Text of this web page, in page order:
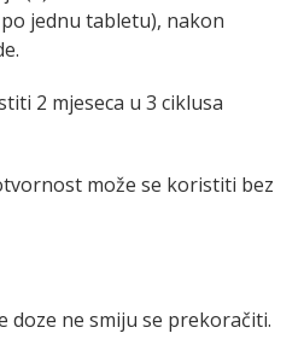
jednu tabletu), nakon
2 mjeseca u 3 ciklusa
može se koristiti bez
doze ne smiju se prekoračiti.